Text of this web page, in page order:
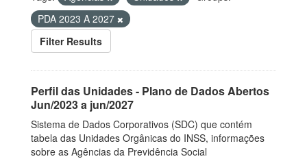
PDA 2023 A 2027
Filter Results
Perfil das Unidades - Plano de Dados Abertos
Jun/2023 a jun/2027
Sistema de Dados Corporativos (SDC) que contém
tabela das Unidades Orgânicas do INSS, informações
sobre as Agências da Previdência Social